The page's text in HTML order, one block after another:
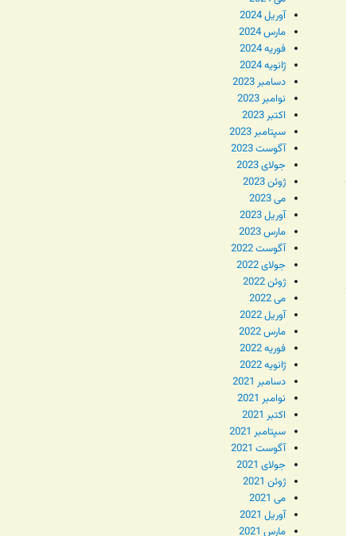
آوریل 2024
مارس 2024
فوریه 2024
ژانویه 2024
دسامبر 2023
نوامبر 2023
اکتبر 2023
سپتامبر 2023
آگوست 2023
جولای 2023
ژوئن 2023
می 2023
آوریل 2023
مارس 2023
آگوست 2022
جولای 2022
ژوئن 2022
می 2022
آوریل 2022
مارس 2022
فوریه 2022
ژانویه 2022
دسامبر 2021
نوامبر 2021
اکتبر 2021
سپتامبر 2021
آگوست 2021
جولای 2021
ژوئن 2021
می 2021
آوریل 2021
مارس 2021